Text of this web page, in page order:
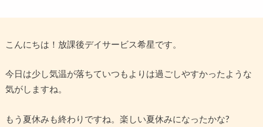
こんにちは！放課後デイサービス希星です。
今日は少し気温が落ちていつもよりは過ごしやすかったような
気がしますね。
もう夏休みも終わりですね。楽しい夏休みになったかな?